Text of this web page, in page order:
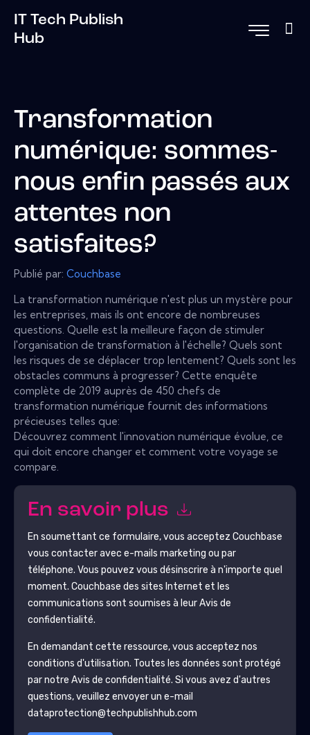
IT Tech Publish
Hub
Transformation
numérique: sommes-
nous enfin passés aux
attentes non
satisfaites?
Publié par: Couchbase
La transformation numérique n'est plus un mystère pour
les entreprises, mais ils ont encore de nombreuses
questions. Quelle est la meilleure façon de stimuler
l'organisation de transformation à l'échelle? Quels sont
les risques de se déplacer trop lentement? Quels sont les
obstacles communs à progresser? Cette enquête
complète de 2019 auprès de 450 chefs de
transformation numérique fournit des informations
précieuses telles que:
Découvrez comment l'innovation numérique évolue, ce
qui doit encore changer et comment votre voyage se
compare.
En savoir plus
En soumettant ce formulaire, vous acceptez Couchbase
vous contacter avec e-mails marketing ou par
téléphone. Vous pouvez vous désinscrire à n'importe quel
moment. Couchbase des sites Internet et les
communications sont soumises à leur Avis de
confidentialité.
En demandant cette ressource, vous acceptez nos
conditions d'utilisation. Toutes les données sont protégé
par notre Avis de confidentialité. Si vous avez d'autres
questions, veuillez envoyer un e-mail
dataprotection@techpublishhub.com